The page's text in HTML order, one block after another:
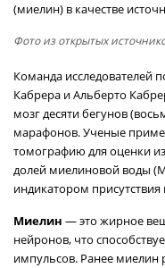
(миелин) в качестве
Фото из открытых
Команда исследователей
Кабрера и Альберто
мозг десяти бегунов
марафонов. Ученые
томографию для оценки
долей миелиновой воды
индикатором
Миелин — это жирное
нейронов, что
импульсов. Ранее миелин